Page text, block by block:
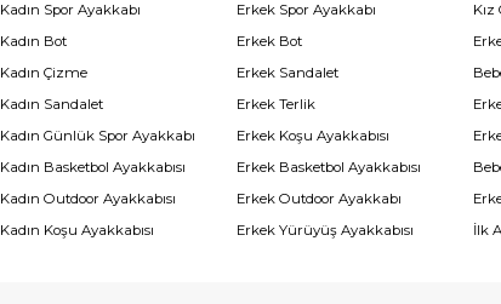
Kadın Spor Ayakkabı
Kadın Bot
Kadın Çizme
Kadın Sandalet
Kadın Günlük Spor Ayakkabı
Kadın Basketbol Ayakkabısı
Kadın Outdoor Ayakkabısı
Kadın Koşu Ayakkabısı
Erkek Spor Ayakkabı
Erkek Bot
Erkek Sandalet
Erkek Terlik
Erkek Koşu Ayakkabısı
Erkek Basketbol Ayakkabısı
Erkek Outdoor Ayakkabı
Erkek Yürüyüş Ayakkabısı
İlk